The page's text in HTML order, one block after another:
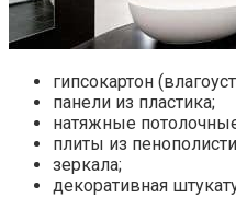
гипсокартон
панели из пластика;
натяжные
плиты из
зеркала;
декоративная